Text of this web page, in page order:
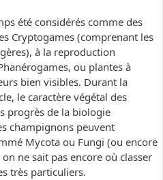
été considérés comme des
Cryptogames (comprenant les
à la reproduction
ou plantes à
bien visibles. Durant la
le caractère végétal des
progrès de la biologie
champignons peuvent
Mycota ou Fungi (ou encore
ne sait pas encore où classer
très particuliers.